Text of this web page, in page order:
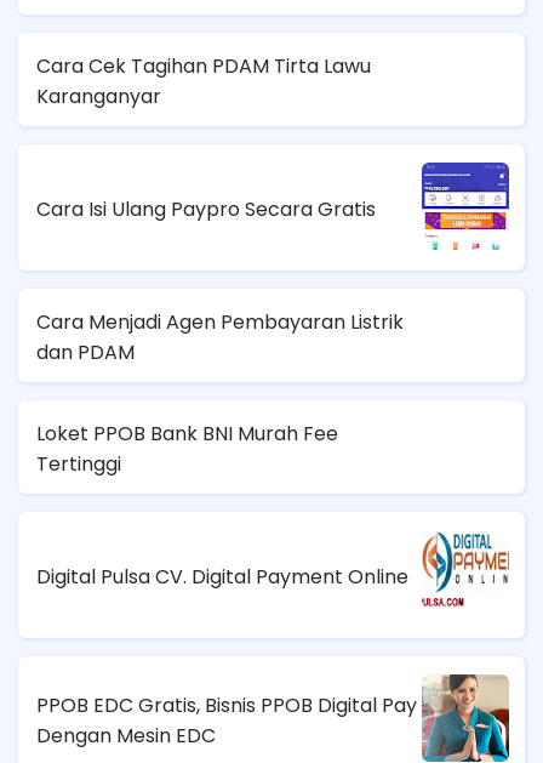
Cara Cek Tagihan PDAM Tirta Lawu
Karanganyar
Cara Isi Ulang Paypro Secara Gratis
Cara Menjadi Agen Pembayaran Listrik
dan PDAM
Loket PPOB Bank BNI Murah Fee
Tertinggi
Digital Pulsa CV. Digital Payment Online
PPOB EDC Gratis, Bisnis PPOB Digital Pay
Dengan Mesin EDC